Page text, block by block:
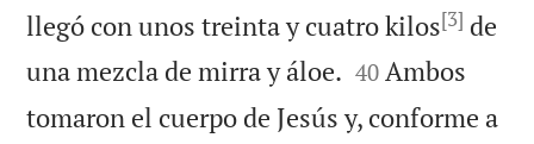
llegó con unos treinta y cuatro kilos[3] de
una mezcla de mirra y áloe. 

40 Ambos
tomaron el cuerpo de Jesús y, conforme a